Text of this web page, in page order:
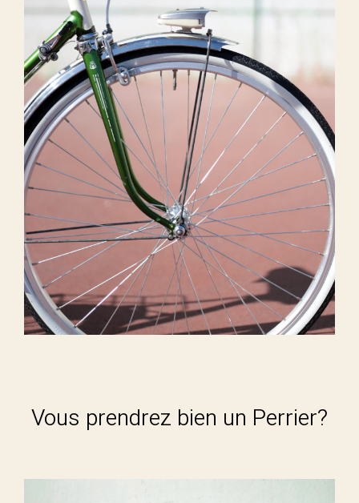
Vous prendrez bien un Perrier?